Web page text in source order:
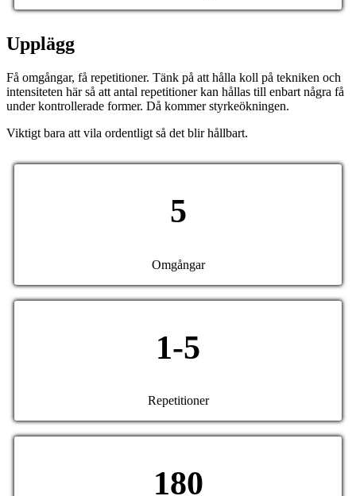
Upplägg
Få omgångar, få repetitioner. Tänk på att hålla koll på tekniken och
intensiteten här så att antal repetitioner kan hållas till enbart några få
under kontrollerade former. Då kommer styrkeökningen.
Viktigt bara att vila ordentligt så det blir hållbart.
5
Omgångar
1-5
Repetitioner
180